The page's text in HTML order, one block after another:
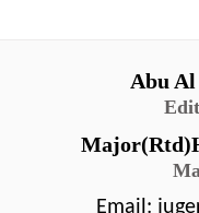
Abu
Email: